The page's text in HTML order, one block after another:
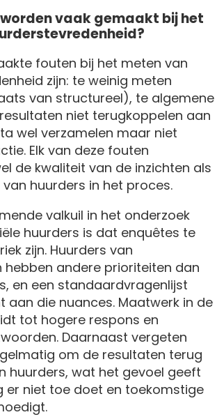
vaak gemaakt bij het
fouten bij het meten van
zijn: te weinig meten
van structureel), te algemene
niet terugkoppelen aan
wel verzamelen maar niet
Elk van deze fouten
de kwaliteit van de inzichten als
huurders in het proces.
valkuil in het onderzoek
huurders is dat enquêtes te
zijn. Huurders van
andere prioriteiten dan
en een standaardvragenlijst
aan die nuances. Maatwerk in de
tot hogere respons en
Daarnaast vergeten
om de resultaten terug
huurders, wat het gevoel geeft
er niet toe doet en toekomstige